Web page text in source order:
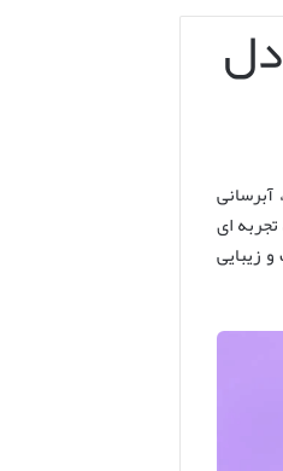
کرم مرطوب کننده سی گل با رایحه دل انگیز گل یاس، محصولی با فرمولاسیون تخصصی و غنی از ویتامین های گروه B، آبرسانی
ای
زیبایی